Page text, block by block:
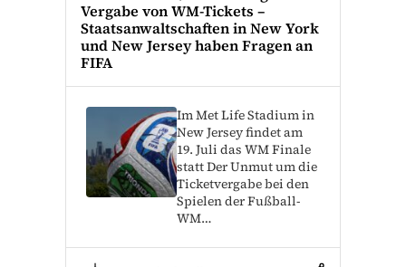
Vergabe von WM-Tickets –
Staatsanwaltschaften in New York
und New Jersey haben Fragen an
FIFA
Im Met Life Stadium in
New Jersey findet am
19. Juli das WM Finale
statt Der Unmut um die
Ticketvergabe bei den
Spielen der Fußball-
WM…